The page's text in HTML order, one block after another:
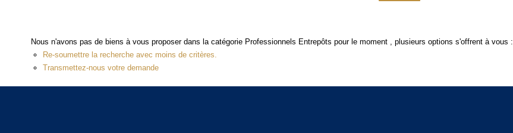
Nous n'avons pas de biens à vous proposer dans la catégorie Professionnels Entrepôts pour le moment , plusieurs options s'offrent à vous :
Re-soumettre la recherche avec moins de critères.
Transmettez-nous votre demande